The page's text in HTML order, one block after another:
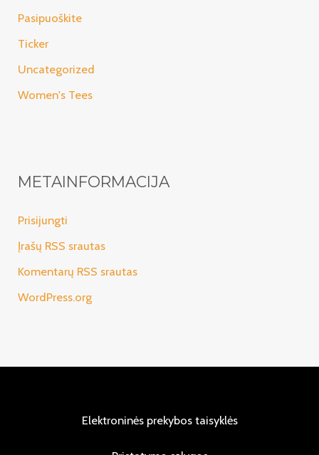
Pasipuoškite
Ticker
Uncategorized
Women's Tees
METAINFORMACIJA
Prisijungti
Įrašų RSS srautas
Komentarų RSS srautas
WordPress.org
Elektroninės prekybos taisyklės